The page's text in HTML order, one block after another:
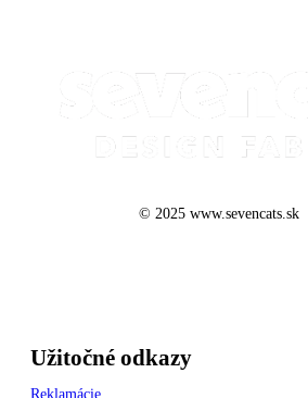
© 2025 www.sevencats.sk
Užitočné odkazy
Reklamácie